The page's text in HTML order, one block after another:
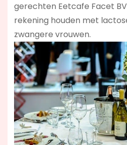
gerechten Eetcafe Facet
rekening houden met
zwangere vrouwen.